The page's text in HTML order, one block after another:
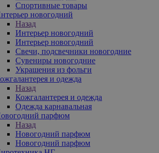
Спортивные товары
новогодний
Назад
Интерьер новогодний
Интерьер новогодний
Свечи, подсвечники новогодние
Сувениры новогодние
Украшения из фольги
и одежда
Назад
Кожгалантерея и одежда
Одежда карнавальная
парфюм
Назад
Новогодний парфюм
Новогодний парфюм